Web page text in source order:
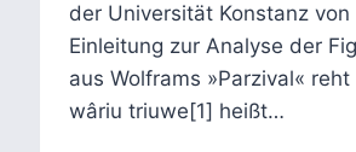
der Universität Konstanz von
Einleitung zur Analyse der
aus Wolframs »Parzival«
wâriu triuwe[1] heißt…